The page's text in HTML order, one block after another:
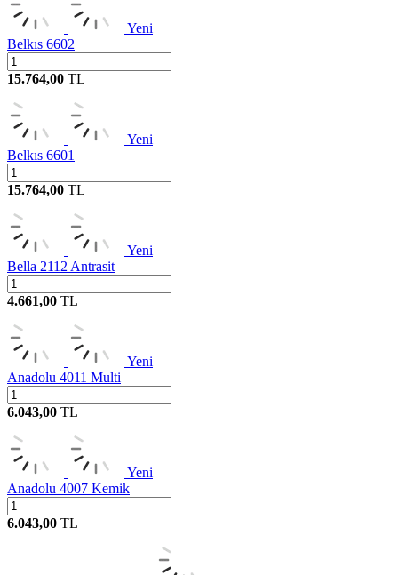
Yeni
Belkıs 6602
15.764,00 TL
Yeni
Belkıs 6601
15.764,00 TL
Yeni
Bella 2112 Antrasit
4.661,00 TL
Yeni
Anadolu 4011 Multi
6.043,00 TL
Yeni
Anadolu 4007 Kemik
6.043,00 TL